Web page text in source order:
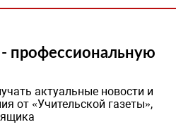
профессиональную
актуальные новости и
от «Учительской газеты»,